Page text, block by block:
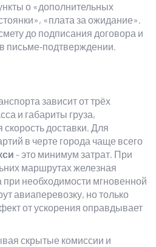
о «дополнительных
«плата за ожидание».
до подписания договора и
письме‑подтверждении.
зависит от трёх
и габариты груза,
доставки. Для
в черте города чаще всего
- это минимум затрат. При
маршрутах железная
при необходимости мгновенной
авиаперевозку, но только
от ускорения оправдывает
скрытые комиссии и